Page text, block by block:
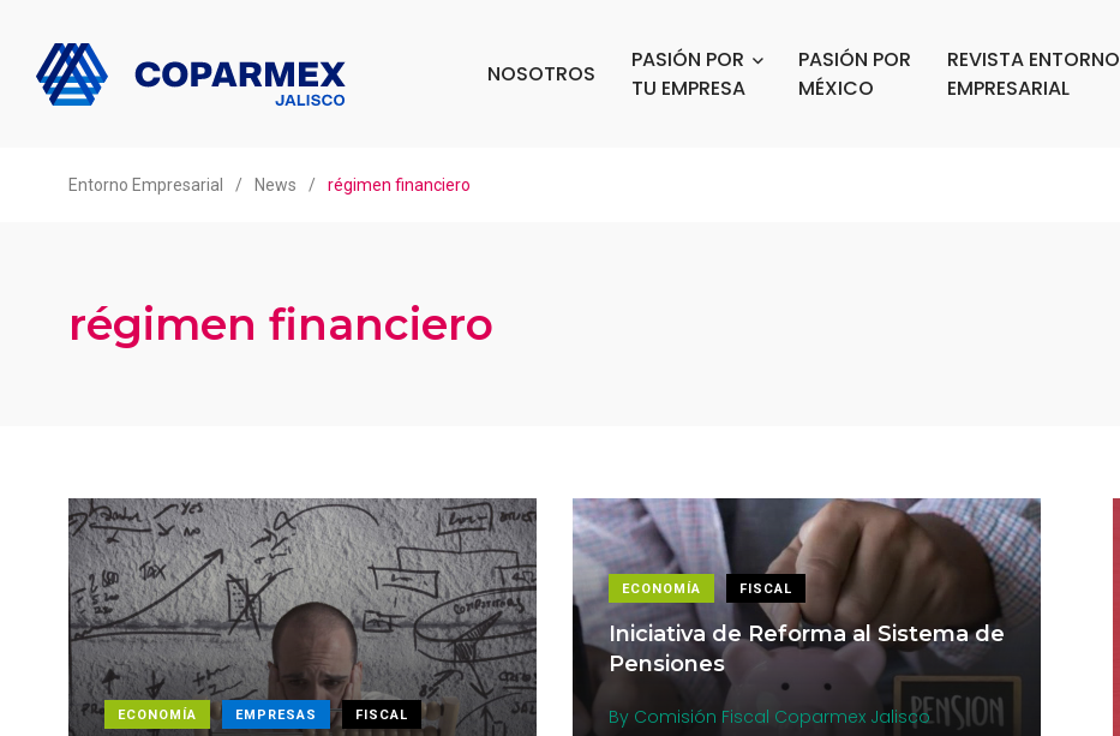
NOSOTROS
PASIÓN POR
TU EMPRESA
PASIÓN POR
MÉXICO
REVISTA ENTORNO
EMPRESARIAL
Entorno Empresarial / News / régimen financiero
régimen financiero
ECONOMÍA EMPRESAS FISCAL
ECONOMÍA FISCAL
Iniciativa de Reforma al Sistema de
Pensiones
By Comisión Fiscal Coparmex Jalisco